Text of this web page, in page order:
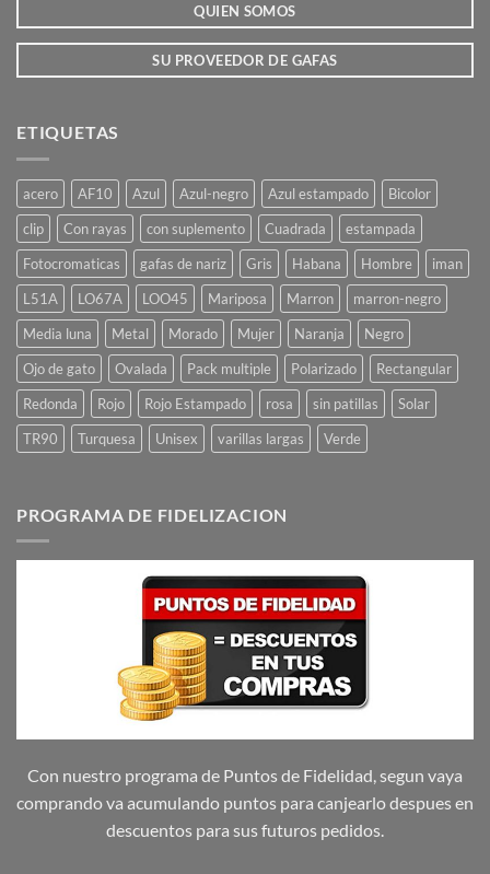
de
producto
de
QUIEN SOMOS
SU PROVEEDOR DE GAFAS
ETIQUETAS
acero AF10 Azul Azul-negro Azul estampado
Bicolor
clip
Con rayas con suplemento Cuadrada
estampada
Fotocromaticas
gafas de nariz Gris Habana Hombre
iman
L51A
LO67A LOO45 Mariposa Marron
marron-negro
Media luna
Metal Morado Mujer Naranja
Negro
Ojo de gato
Ovalada Pack multiple Polarizado
Rectangular
Redonda
Rojo Rojo Estampado rosa sin patillas
Solar
TR90
Turquesa Unisex varillas largas Verde
PROGRAMA DE FIDELIZACION
Con nuestro programa de Puntos de Fidelidad, segun vaya
comprando va acumulando puntos para canjearlo despues en
descuentos para sus futuros pedidos.